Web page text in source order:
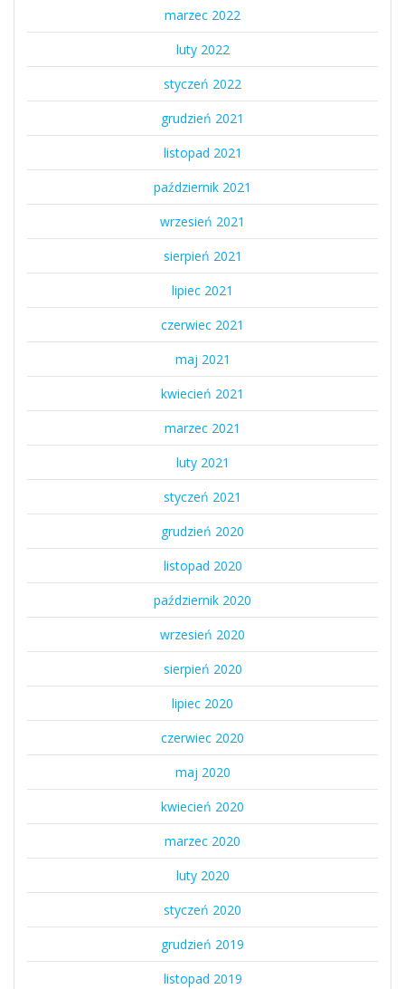
marzec 2022
luty 2022
styczeń 2022
grudzień 2021
listopad 2021
październik 2021
wrzesień 2021
sierpień 2021
lipiec 2021
czerwiec 2021
maj 2021
kwiecień 2021
marzec 2021
luty 2021
styczeń 2021
grudzień 2020
listopad 2020
październik 2020
wrzesień 2020
sierpień 2020
lipiec 2020
czerwiec 2020
maj 2020
kwiecień 2020
marzec 2020
luty 2020
styczeń 2020
grudzień 2019
listopad 2019